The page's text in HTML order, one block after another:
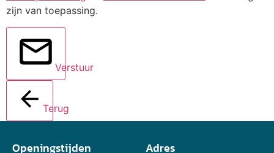
zijn van toepassing.
Verstuur
Terug
Openingstijden Adres